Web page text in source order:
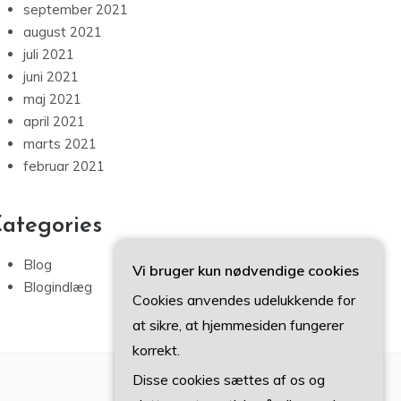
september 2021
august 2021
juli 2021
juni 2021
maj 2021
april 2021
marts 2021
februar 2021
Blog
Blogindlæg
Vi bruger kun nødvendige cookies
Cookies anvendes udelukkende for
at sikre, at hjemmesiden fungerer
korrekt.
Disse cookies sættes af os og